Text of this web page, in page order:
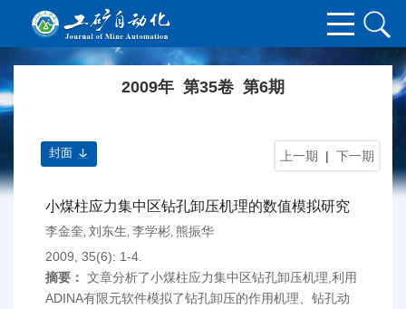
2009年 第35卷 第6期
上一期 | 下一期
封面
小煤柱应力集中区钻孔卸压机理的数值模拟研究
李金奎, 刘东生, 李学彬, 熊振华
2009, 35(6): 1-4.
摘要： 文章分析了小煤柱应力集中区钻孔卸压机理,利用
ADINA有限元软件模拟了钻孔卸压的作用机理、钻孔动